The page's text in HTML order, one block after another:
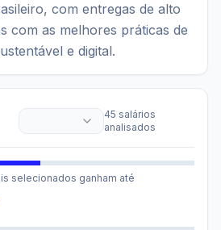
com entregas de alto
com as melhores práticas de
e digital.
45 salários
analisados
selecionados ganham até